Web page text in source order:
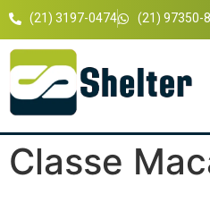
(21) 3197-0474 (21) 97350-
Classe